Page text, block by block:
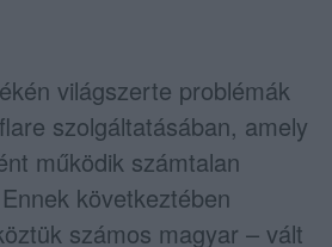
világszerte problémák
szolgáltatásában, amely
működik számtalan
következtében
számos magyar – vált